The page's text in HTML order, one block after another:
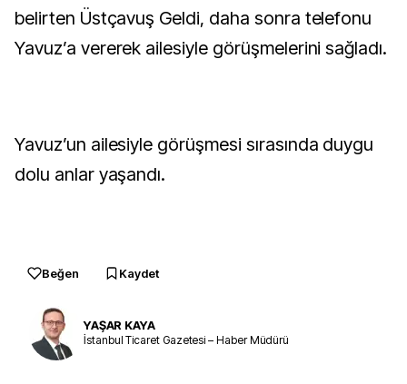
belirten Üstçavuş Geldi, daha sonra telefonu
Yavuz’a vererek ailesiyle görüşmelerini sağladı.
Yavuz’un ailesiyle görüşmesi sırasında duygu
dolu anlar yaşandı.
Beğen Kaydet
YAŞAR KAYA
İstanbul Ticaret Gazetesi – Haber Müdürü